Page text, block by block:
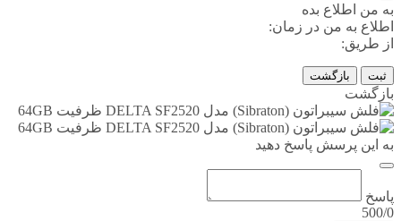
به من اطلاع بده
اطلاع به من در زمان:
از طریق:
ثبت بازگشت
بازگشت
به این پرسش پاسخ دهید
پاسخ
500/0